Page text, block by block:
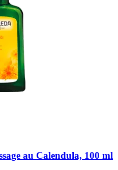
au Calendula, 100 ml